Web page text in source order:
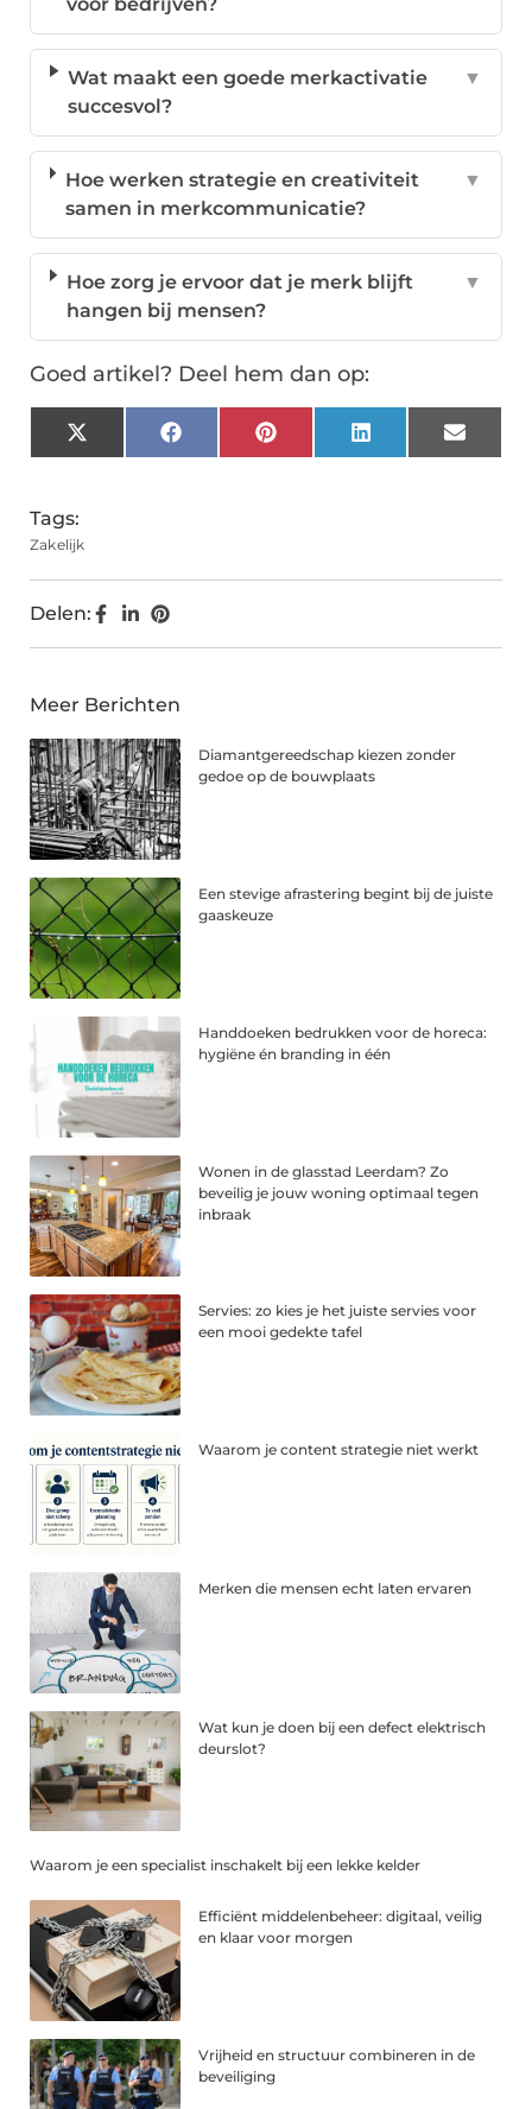
voor bedrijven?
Wat maakt een goede merkactivatie
succesvol?
▼
Hoe werken strategie en creativiteit
samen in merkcommunicatie?
▼
Hoe zorg je ervoor dat je merk blijft
hangen bij mensen?
▼
Goed artikel? Deel hem dan op:
X
(Twitter)
FacebookPinterestLinkedIn Email
Tags:
Zakelijk
Delen:
Meer Berichten
Diamantgereedschap kiezen zonder
gedoe op de bouwplaats
Een stevige afrastering begint bij de juiste
gaaskeuze
Handdoeken bedrukken voor de horeca:
hygiëne én branding in één
Wonen in de glasstad Leerdam? Zo
beveilig je jouw woning optimaal tegen
inbraak
Servies: zo kies je het juiste servies voor
een mooi gedekte tafel
Waarom je content strategie niet werkt
Merken die mensen echt laten ervaren
Wat kun je doen bij een defect elektrisch
deurslot?
Waarom je een specialist inschakelt bij een lekke kelder
Efficiënt middelenbeheer: digitaal, veilig
en klaar voor morgen
Vrijheid en structuur combineren in de
beveiliging